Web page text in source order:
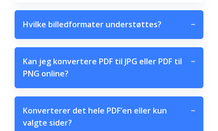
Hvilke billedformater understøttes? −
Kan jeg konvertere PDF til JPG eller PDF til
PNG online?
−
Konverterer det hele PDF’en eller kun
valgte sider?
−